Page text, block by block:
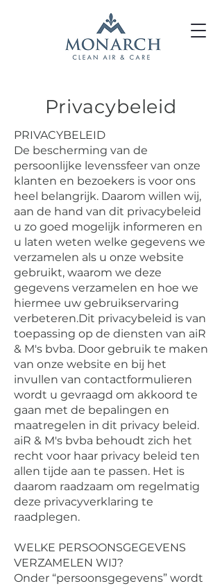
Privacybeleid
PRIVACYBELEID
De bescherming van de
persoonlijke levenssfeer van onze
klanten en bezoekers is voor ons
heel belangrijk. Daarom willen wij,
aan de hand van dit privacybeleid
u zo goed mogelijk informeren en
u laten weten welke gegevens we
verzamelen als u onze website
gebruikt, waarom we deze
gegevens verzamelen en hoe we
hiermee uw gebruikservaring
verbeteren.Dit privacybeleid is van
toepassing op de diensten van aiR
& M's bvba. Door gebruik te maken
van onze website en bij het
invullen van contactformulieren
wordt u gevraagd om akkoord te
gaan met de bepalingen en
maatregelen in dit privacy beleid.
aiR & M's bvba behoudt zich het
recht voor haar privacy beleid ten
allen tijde aan te passen. Het is
daarom raadzaam om regelmatig
deze privacyverklaring te
raadplegen.
WELKE PERSOONSGEGEVENS
VERZAMELEN WIJ?
Onder “persoonsgegevens” wordt